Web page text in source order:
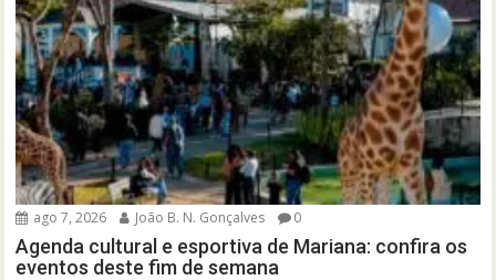
ago 7, 2026 João B. N. Gonçalves 0
Agenda cultural e esportiva de Mariana: confira os
eventos deste fim de semana